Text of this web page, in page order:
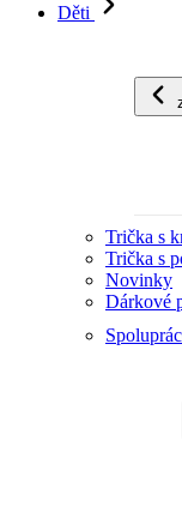
Děti
Trička s
Trička s
Novinky
Dárkové